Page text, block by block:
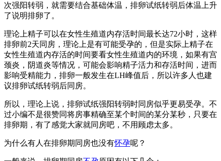
次强阳转弱，就需要结合基础体温，排卵试纸转弱后体温上升
了说明排卵了。
理论上精子可以在女性生殖道内存活时间最长达72小时，这样
排卵前2天同房，理论上是有可能受孕的，但是实际上精子在
女性生殖道内存活的时间要看女性生殖道内的环境，如果有宫
颈炎，阴道炎等情况，可能会影响精子活力和存活时间，进而
影响受精能力，排卵一般发生在LH峰值后，所以许多人也建
议排卵试纸转弱后同房。
所以，理论上说，排卵试纸强阳转弱时同房似乎更易受孕。不
过小编不是很赞同将房事精确至某个时间的某分某秒，只要在
排卵期，有了感觉大家就同房吧，不用顾虑太多。
为什么有人在排卵期同房也没有怀孕呢？